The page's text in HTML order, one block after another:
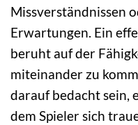
Missverständnissen
Erwartungen. Ein
beruht auf der
miteinander zu
darauf bedacht sein,
dem Spieler sich